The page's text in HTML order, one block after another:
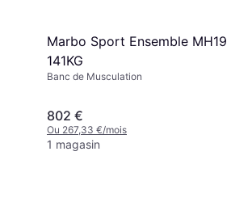
Marbo Sport Ensemble MH19
141KG
Banc de Musculation
802 €
Ou 267,33 €/mois
1 magasin